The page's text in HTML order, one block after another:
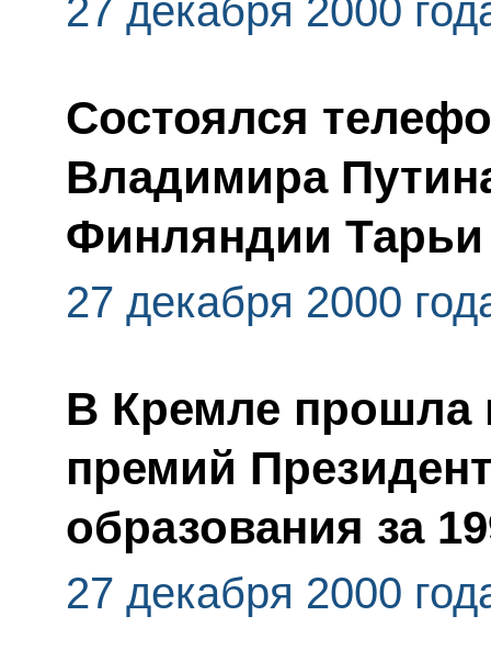
27 декабря 2000
Состоялся
Владимира
Финляндии
27 декабря 2000
В Кремле прошла
премий
образования за
27 декабря 2000